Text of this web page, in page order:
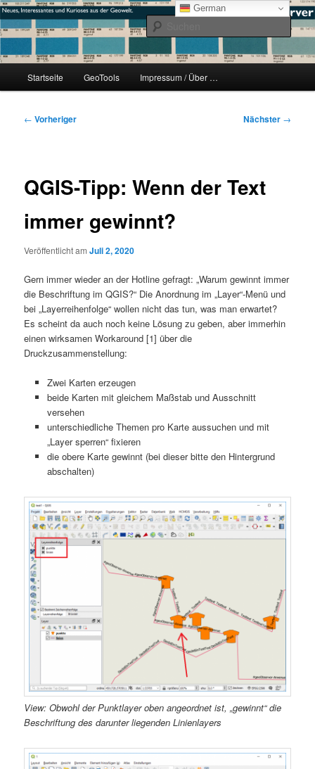
Zum
primären
Inhalt
springen#geoObserver
mikeE's GeoBlog
Startseite GeoTools Impressum / Über …
Beitragsnavigation
← Vorheriger Nächster →
QGIS-Tipp: Wenn der Text
immer gewinnt?
Veröffentlicht amJuli 2, 2020
Gern immer wieder an der Hotline gefragt: „Warum gewinnt immer
die Beschriftung im QGIS?“ Die Anordnung im „Layer“-Menü und
bei „Layerreihenfolge“ wollen nicht das tun, was man erwartet?
Es scheint da auch noch keine Lösung zu geben, aber immerhin
einen wirksamen Workaround [1] über die
Druckzusammenstellung:
Zwei Karten erzeugen
beide Karten mit gleichem Maßstab und Ausschnitt
versehen
unterschiedliche Themen pro Karte aussuchen und mit
„Layer sperren“ fixieren
die obere Karte gewinnt (bei dieser bitte den Hintergrund
abschalten)
View: Obwohl der Punktlayer oben angeordnet ist, „gewinnt“ die
Beschriftung des darunter liegenden Linienlayers
German